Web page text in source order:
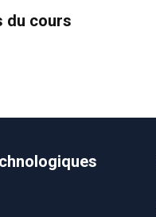
du cours